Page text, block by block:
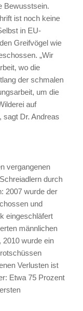
Bewusstsein.
ist noch keine
in EU-
Greifvögel wie
„Wir
wo die
der schmalen
um die
auf
sagt Dr. Andreas
vergangenen
durch
2007 wurde der
und
eingeschläfert
männlichen
2010 wurde ein
Verlusten ist
Etwa 75 Prozent